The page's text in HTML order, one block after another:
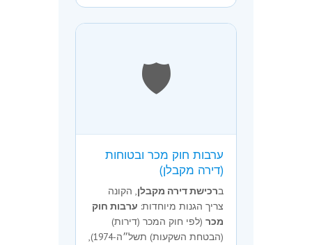
🛡️
ערבות חוק מכר ובטוחות
(דירה מקבלן)
ברכישת דירה מקבלן, הקונה
צריך הגנות מיוחדות: ערבות חוק
מכר (לפי חוק המכר (דירות)
(הבטחת השקעות) תשל״ה-1974),